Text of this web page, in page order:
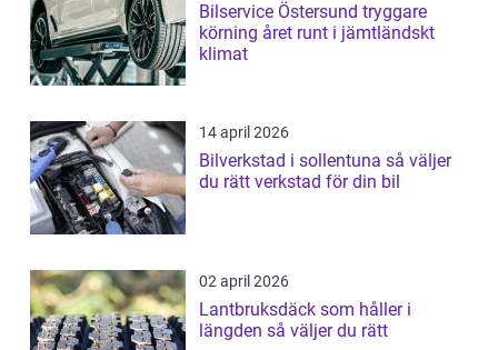
Bilservice Östersund tryggare
körning året runt i jämtländskt
klimat
14 april 2026
Bilverkstad i sollentuna så väljer
du rätt verkstad för din bil
02 april 2026
Lantbruksdäck som håller i
längden så väljer du rätt